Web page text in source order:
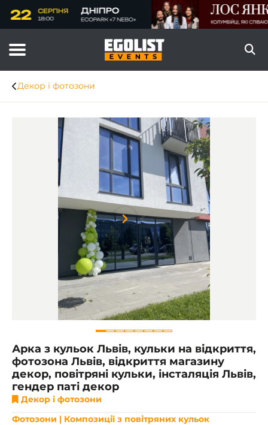
Декор і фотозони
Item
of
8
Арка з кульок Львів, кульки на відкриття,
фотозона Львів, відкриття магазину
декор, повітряні кульки, інсталяція Львів,
гендер паті декор
Декор і фотозони
Фотозони | Композиції з повітряних кульок